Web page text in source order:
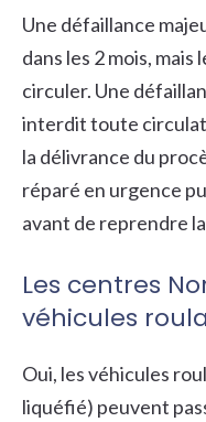
Une défaillance
dans les 2 mois,
circuler. Une
interdit toute
la délivrance du
réparé en urgence
avant de reprendre
Les centres
véhicules
Oui, les véhicules
liquéfié) peuvent